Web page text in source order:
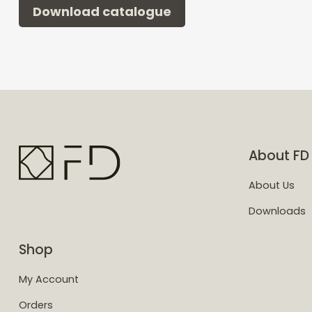
Download catalogue
About FD
About Us
Downloads
Shop
My Account
Orders